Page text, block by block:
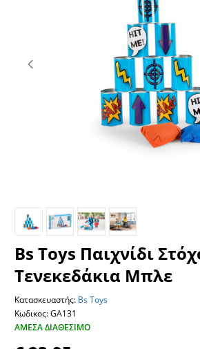
Bs Toys Παιχνίδι
Τενεκεδάκια Μπλε
Κατασκευαστής: Bs Toys
Κωδικος: GA131
ΆΜΕΣΑ ΔΙΑΘΈΣΙΜΟ